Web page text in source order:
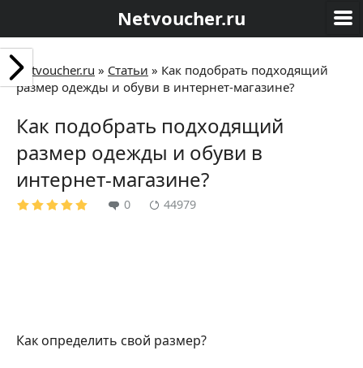
Netvoucher.ru
Netvoucher.ru » Статьи » Как подобрать подходящий
размер одежды и обуви в интернет-магазине?
Как подобрать подходящий
размер одежды и обуви в
интернет-магазине?
0 44979
Как определить свой размер?